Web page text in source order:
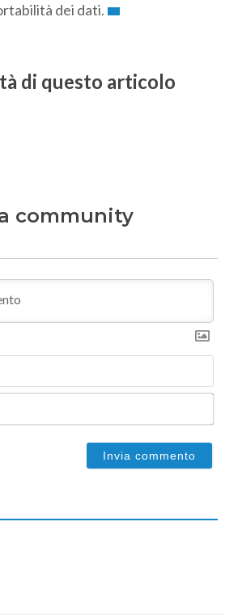
dei dati.
di questo articolo
community